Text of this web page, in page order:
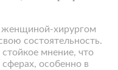
хирургом
состоятельность.
мнение, что
особенно в